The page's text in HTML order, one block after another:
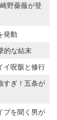
野薔薇が登
発動
的な結末
イ呪骸と修行
すぎ！五条が
プを聞く男が